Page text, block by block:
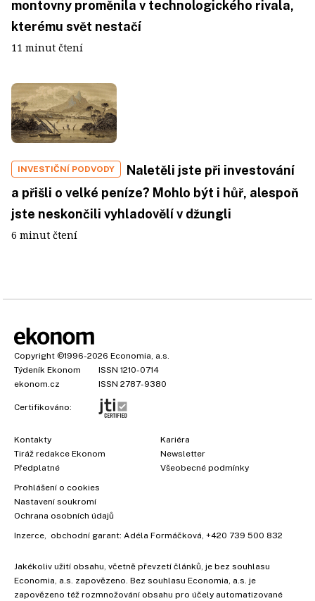
montovny proměnila v technologického rivala,
kterému svět nestačí
11 minut čtení
INVESTIČNÍ PODVODY
Naletěli jste při investování
a přišli o velké peníze? Mohlo být i hůř, alespoň
jste neskončili vyhladovělí v džungli
6 minut čtení
Copyright ©1996-2026 Economia, a.s.
Týdeník Ekonom
ISSN 1210-0714
ekonom.cz
ISSN 2787-9380
Certifikováno:
Kontakty
Tiráž redakce Ekonom
Předplatné
Kariéra
Newsletter
Všeobecné podmínky
Prohlášení o cookies
Nastavení soukromí
Ochrana osobních údajů
Inzerce , obchodní garant: Adéla Formáčková +420 739 500 832
Jakékoliv užití obsahu, včetně převzetí článků, je bez souhlasu
Economia, a.s. zapovězeno. Bez souhlasu Economia, a.s. je
zapovězeno též rozmnožování obsahu pro účely automatizované